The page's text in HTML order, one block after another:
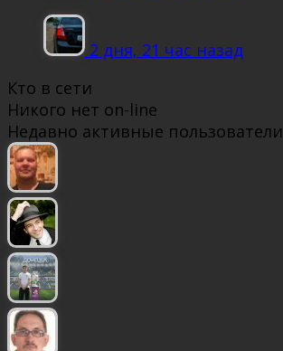
2 дня, 21 час назад
Кто в сети
Никого нет on-line
Недавно активные пользователи